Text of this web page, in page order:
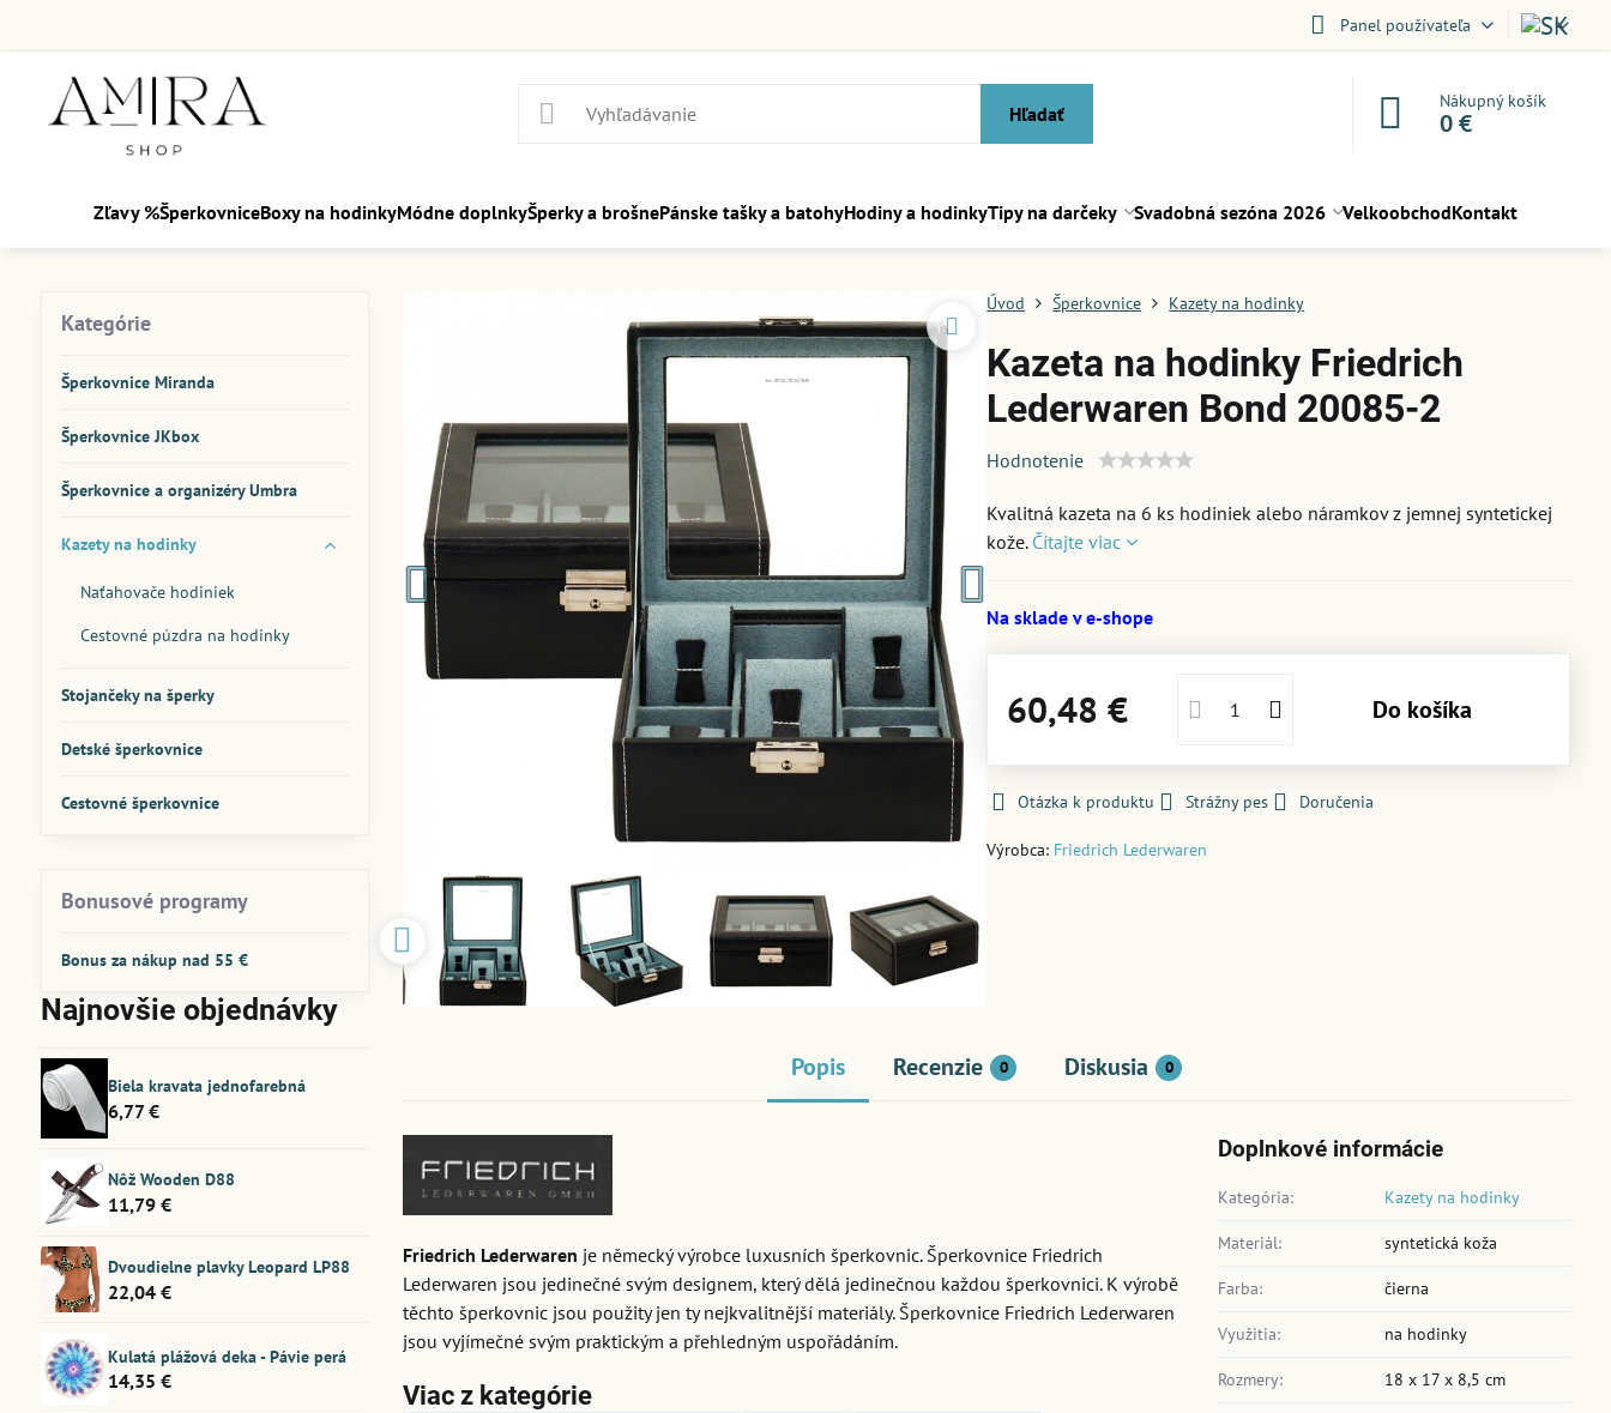
Panel používateľa
Hľadať
Nákupný košík
0 €
Zľavy %ŠperkovniceBoxy na hodinkyMódne doplnkyŠperky a brošnePánske tašky a batohyHodiny a hodinkyTipy na darčeky Svadobná sezóna 2026 VelkoobchodKontakt
Úvod Šperkovnice Kazety na hodinky
Kazeta na hodinky Friedrich
Lederwaren Bond 20085-2
Hodnotenie
Kvalitná kazeta na 6 ks hodiniek alebo náramkov z jemnej syntetickej
kože. Čítajte viac
Na sklade v e-shope
60,48 € Do košíka
Otázka k produktu Strážny pes Doručenia
Výrobca: Friedrich Lederwaren
Popis Recenzie 0 Diskusia 0
Friedrich Lederwaren je německý výrobce luxusních šperkovnic. Šperkovnice Friedrich
Lederwaren jsou jedinečné svým designem, který dělá jedinečnou každou šperkovnici. K výrobě
těchto šperkovnic jsou použity jen ty nejkvalitnější materiály. Šperkovnice Friedrich Lederwaren
jsou vyjímečné svým praktickým a přehledným uspořádáním.
Viac z kategórie
Doplnkové informácie
Kategória: Kazety na hodinky
Materiál: syntetická koža
Farba: čierna
Využitia: na hodinky
Rozmery: 18 x 17 x 8,5 cm
Kategórie
Šperkovnice Miranda
Šperkovnice JKbox
Šperkovnice a organizéry Umbra
Kazety na hodinky
Naťahovače hodiniek
Cestovné púzdra na hodinky
Stojančeky na šperky
Detské šperkovnice
Cestovné šperkovnice
Bonusové programy
Bonus za nákup nad 55 €
Najnovšie objednávky
Biela kravata jednofarebná
6,77 €
Nôž Wooden D88
11,79 €
Dvoudielne plavky Leopard LP88
22,04 €
Kulatá plážová deka - Pávie perá
14,35 €